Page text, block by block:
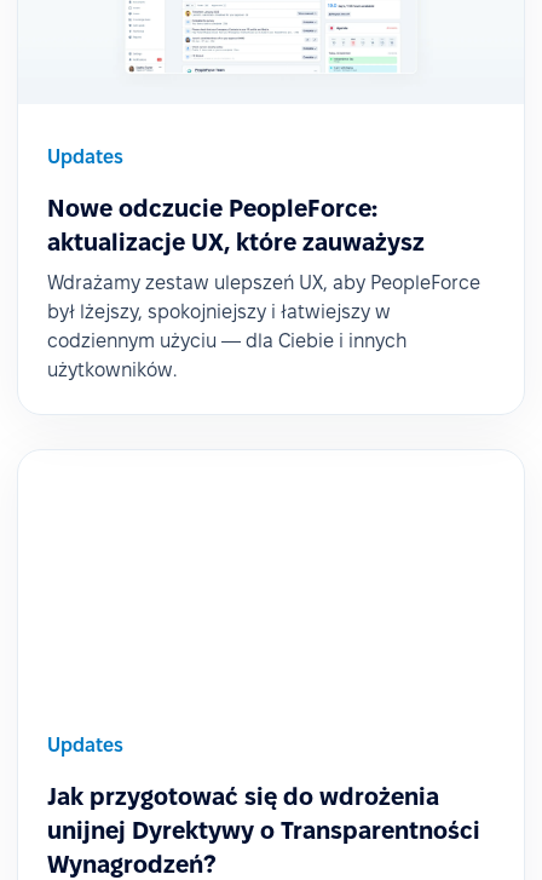
Updates
Nowe odczucie PeopleForce:
aktualizacje UX, które zauważysz
Wdrażamy zestaw ulepszeń UX, aby PeopleForce
był lżejszy, spokojniejszy i łatwiejszy w
codziennym użyciu — dla Ciebie i innych
użytkowników.
Updates
Jak przygotować się do wdrożenia
unijnej Dyrektywy o Transparentności
Wynagrodzeń?